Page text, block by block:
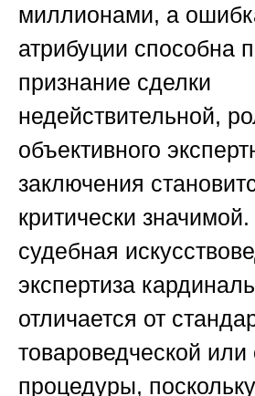
миллионами, а
атрибуции способна
признание сделки
недействительной,
объективного
заключения
критически
судебная
экспертиза
отличается от
товароведческой или
процедуры,